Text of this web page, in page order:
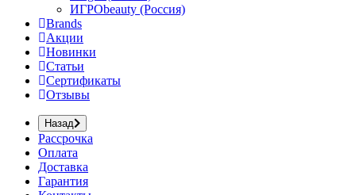
ИГРОbeauty (Россия)
Brands
Акции
Новинки
Статьи
Сертификаты
Отзывы
Назад
Рассрочка
Оплата
Доставка
Гарантия